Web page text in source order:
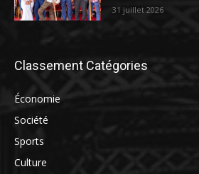
31 juillet 2026
Classement Catégories
Économie
Société
Sports
Culture